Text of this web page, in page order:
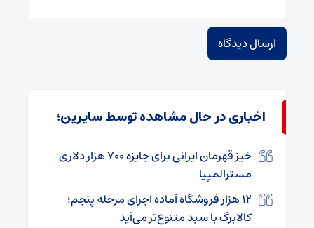
اخباری در حال مشاهده توسط سایرین؛
خیز قهرمان ایرانی برای جایزه ۷۰۰ هزار دلاری
مسترالمپیا
۱۲ هزار فروشگاه آماده اجرای مرحله پنجم؛
کالابرگ با سبد متنوع‌تر می‌آید